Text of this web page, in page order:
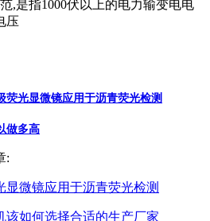
,是指1000伏以上的电力输变电电
压
荧光显微镜应用于沥青荧光检测
做多高
:
显微镜应用于沥青荧光检测
该如何选择合适的生产厂家